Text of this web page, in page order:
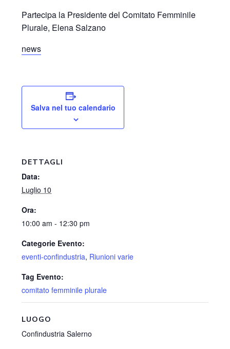
Partecipa la Presidente del Comitato Femminile
Plurale, Elena Salzano
news
Salva nel tuo calendario
DETTAGLI
Data:
Luglio 10
Ora:
10:00 am - 12:30 pm
Categorie Evento:
eventi-confindustria, Riunioni varie
Tag Evento:
comitato femminile plurale
LUOGO
Confindustria Salerno